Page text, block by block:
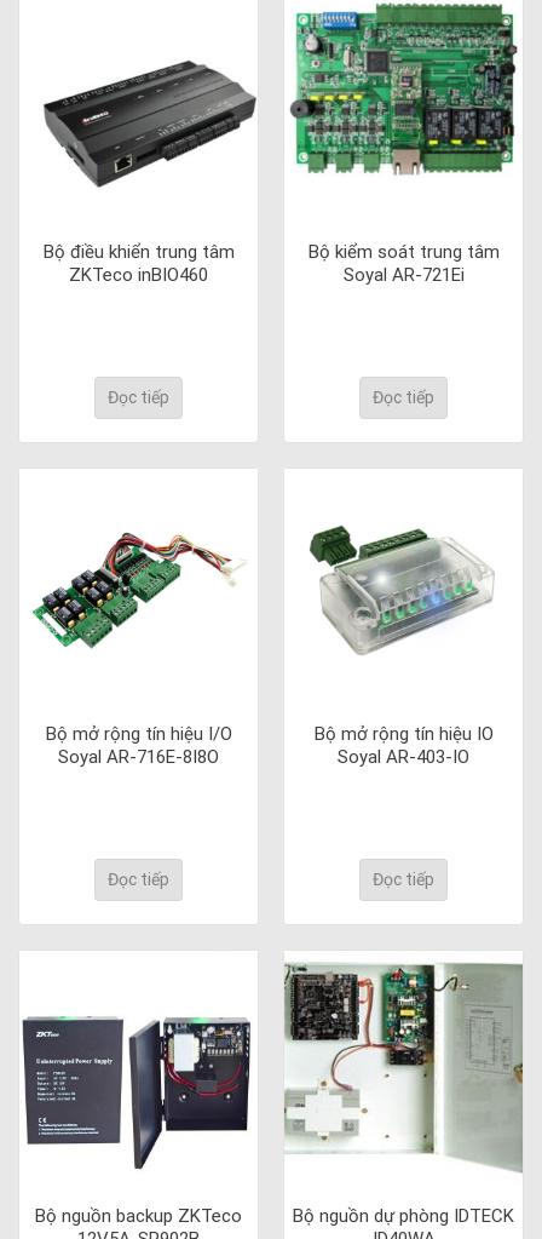
Bộ điều khiển trung tâm
ZKTeco inBIO460
Đọc tiếp
Bộ kiểm soát trung tâm
Soyal AR-721Ei
Đọc tiếp
Bộ mở rộng tín hiệu I/O
Soyal AR-716E-8I8O
Đọc tiếp
Bộ mở rộng tín hiệu IO
Soyal AR-403-IO
Đọc tiếp
Bộ nguồn backup ZKTeco
Bộ nguồn dự phòng IDTECK